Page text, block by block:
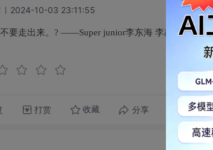
2024-10-03 23:11:55
要走出来。? ——Super junior李东海 李赫宰
打赏 收藏 分享 转发到